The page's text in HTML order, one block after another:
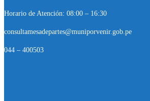
Horario de Atención: 08:00 – 16:30
consultamesadepartes@muniporvenir.gob.pe
044 – 400503